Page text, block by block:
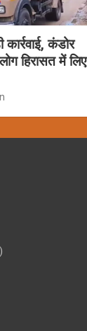
कंडोर
हिरासत में लिए